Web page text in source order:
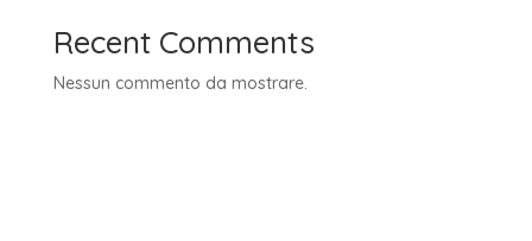
Recent Comments
Nessun commento da mostrare.